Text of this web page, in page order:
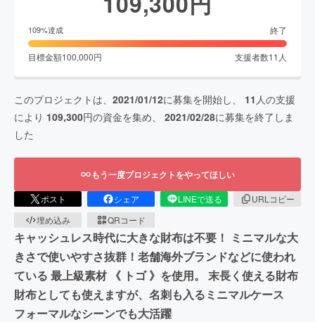
109%達成 終了
目標金額100,000円 支援者数11 人
このプロジェクトは、 2021/01/12に募集を開始し、 11 人の支援
により 109,300円の資金を集め、 2021/02/28に募集を終了しま
した
もう一度プロジェクトをやってほしい
ポスト シェア LINEで送る
URLコピー
埋め込み
QRコード
キャッシュレス時代に大きな財布は不要！ ミニマルな大
きさで使いやすさ抜群！老舗海外ブランドなどに使われ
ている 最上級素材 《 トゴ 》を使用。 末長く使える財布
財布としても使えますが、名刺も入るミニマルケース
フォーマルなシーンでも大活躍